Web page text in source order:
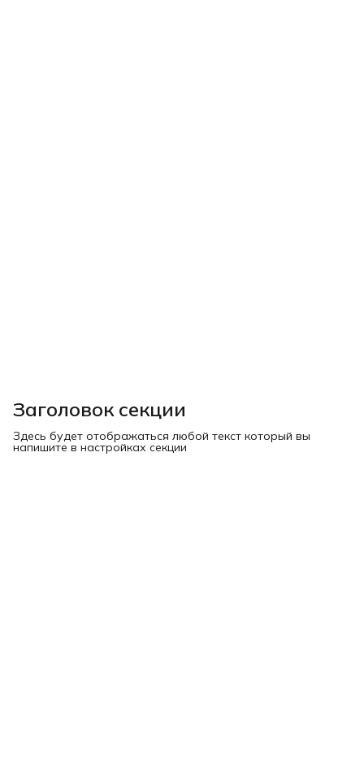
Заголовок секции
Здесь будет отображаться любой текст который вы
напишите в настройках секции